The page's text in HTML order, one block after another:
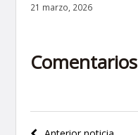
21 marzo, 2026
Comentarios